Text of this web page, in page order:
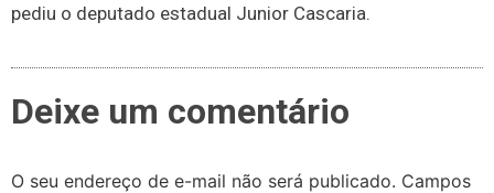
pediu o deputado estadual Junior Cascaria.
Deixe um comentário
O seu endereço de e-mail não será publicado. Campos